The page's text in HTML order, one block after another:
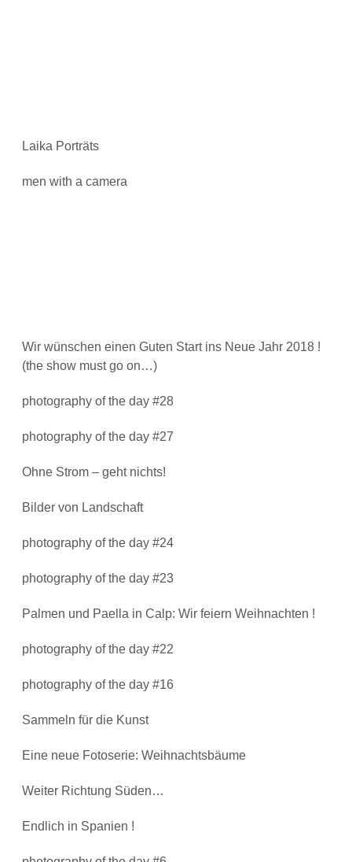
Laika Porträts
men with a camera
Wir wünschen einen Guten Start ins Neue Jahr 2018 !
(the show must go on…)
photography of the day #28
photography of the day #27
Ohne Strom – geht nichts!
Bilder von Landschaft
photography of the day #24
photography of the day #23
Palmen und Paella in Calp: Wir feiern Weihnachten !
photography of the day #22
photography of the day #16
Sammeln für die Kunst
Eine neue Fotoserie: Weihnachtsbäume
Weiter Richtung Süden…
Endlich in Spanien !